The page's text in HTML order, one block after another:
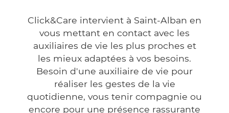
Click&Care intervient à Saint-Alban en
vous mettant en contact avec les
auxiliaires de vie les plus proches et
les mieux adaptées à vos besoins.
Besoin d'une auxiliaire de vie pour
réaliser les gestes de la vie
quotidienne, vous tenir compagnie ou
encore pour une présence rassurante